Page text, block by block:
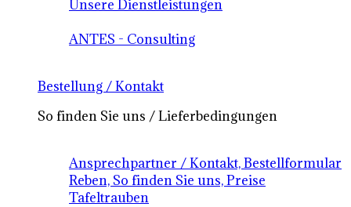
Unsere Dienstleistungen
ANTES - Consulting
Bestellung / Kontakt
So finden Sie uns / Lieferbedingungen
Ansprechpartner / Kontakt, Bestellformular
Reben, So finden Sie uns, Preise
Tafeltrauben